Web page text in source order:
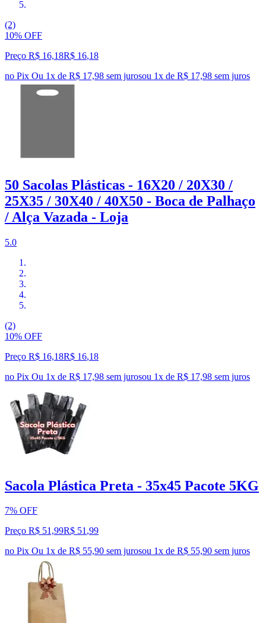
(2)
10% OFF
Preço R$ 16,18R$ 16,18
no Pix Ou 1x de R$ 17,98 sem jurosou 1x de R$ 17,98 sem juros
50 Sacolas Plásticas - 16X20 / 20X30 /
25X35 / 30X40 / 40X50 - Boca de Palhaço
/ Alça Vazada - Loja
5.0
(2)
10% OFF
Preço R$ 16,18R$ 16,18
no Pix Ou 1x de R$ 17,98 sem jurosou 1x de R$ 17,98 sem juros
Sacola Plástica Preta - 35x45 Pacote 5KG
7% OFF
Preço R$ 51,99R$ 51,99
no Pix Ou 1x de R$ 55,90 sem jurosou 1x de R$ 55,90 sem juros